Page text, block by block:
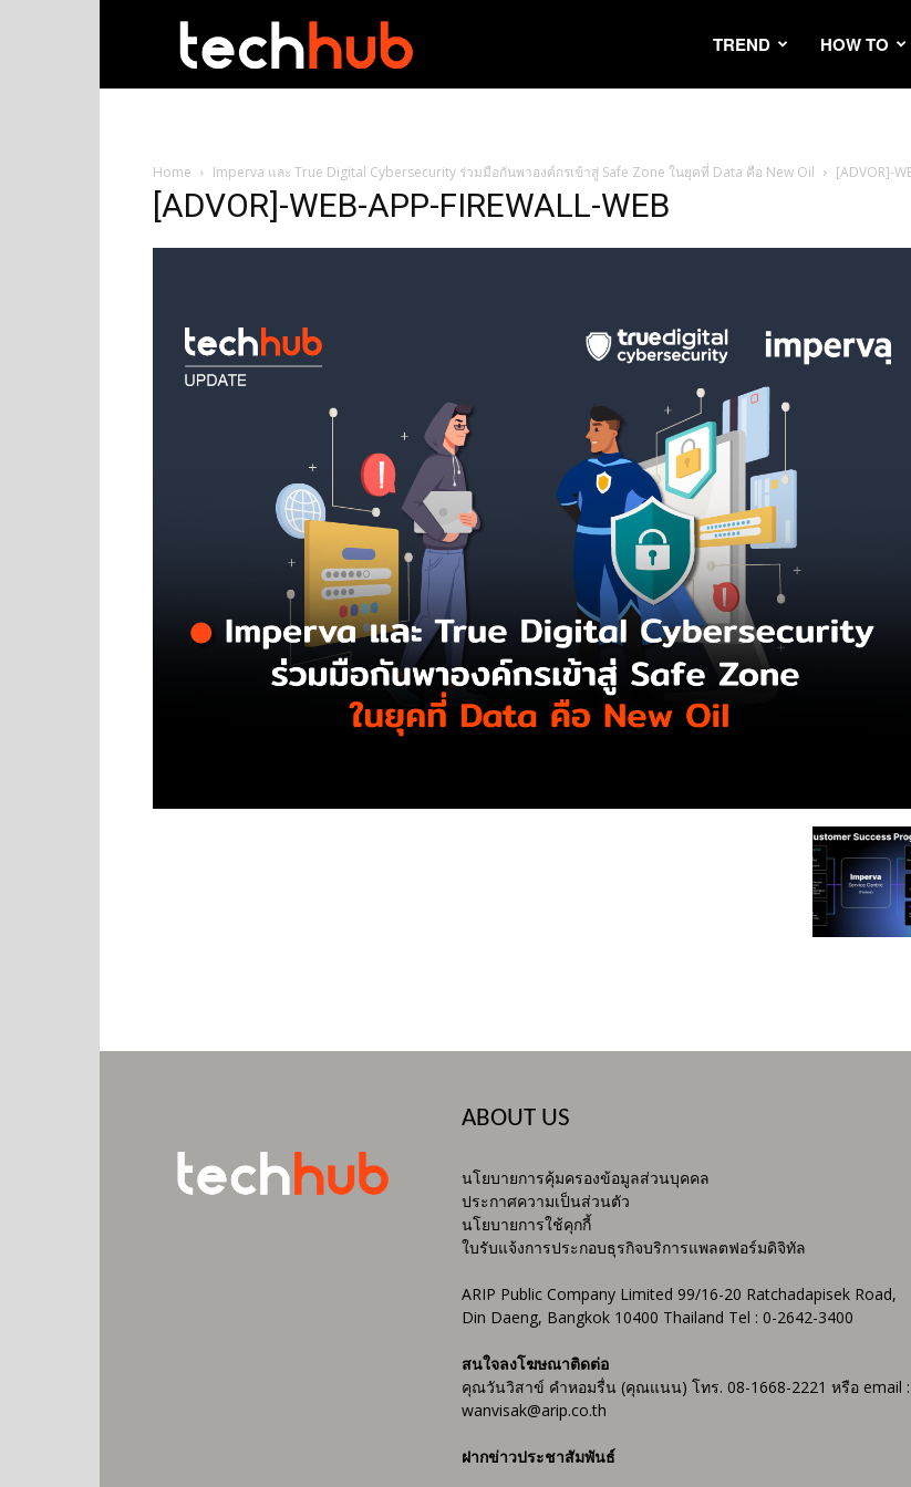
TREND HOW TO
Home Imperva และ True Digital Cybersecurity ร่วมมือกันพาองค์กรเข้าสู่ Safe Zone ในยุคที่ Data คือ New Oil [ADVOR]-
[ADVOR]-WEB-APP-FIREWALL-WEB
ABOUT US
นโยบายการคุ้มครองข้อมูลส่วนบุคคล
ประกาศความเป็นส่วนตัว
นโยบายการใช้คุกกี้
ใบรับแจ้งการประกอบธุรกิจบริการแพลตฟอร์มดิจิทัล
ARIP Public Company Limited 99/16-20 Ratchadapisek Road,
Din Daeng, Bangkok 10400 Thailand Tel : 0-2642-3400
สนใจลงโฆษณาติดต่อ
คุณวันวิสาข์ คำหอมรื่น (คุณแนน) โทร. 08-1668-2221 หรือ email :
wanvisak@arip.co.th
ฝากข่าวประชาสัมพันธ์